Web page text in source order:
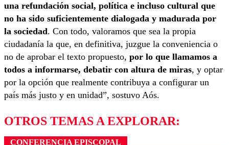
una refundación social, política e incluso cultural que
no ha sido suficientemente dialogada y madurada por
la sociedad. Con todo, valoramos que sea la propia
ciudadanía la que, en definitiva, juzgue la conveniencia o
no de aprobar el texto propuesto, por lo que llamamos a
todos a informarse, debatir con altura de miras, y optar
por la opción que realmente contribuya a configurar un
país más justo y en unidad”, sostuvo Aós.
OTROS TEMAS A EXPLORAR:
CONFERENCIA EPISCOPAL